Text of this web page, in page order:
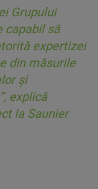
Grupului
capabil să
expertizei
din măsurile
și
, explică
la Saunier